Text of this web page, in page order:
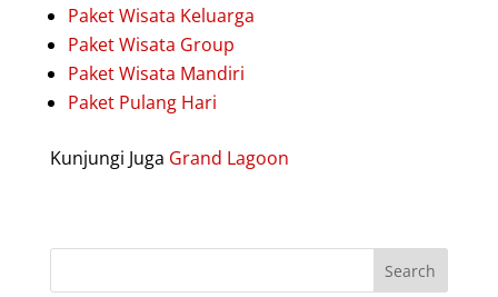
Paket Wisata Keluarga
Paket Wisata Group
Paket Wisata Mandiri
Paket Pulang Hari
Kunjungi Juga Grand Lagoon
Search